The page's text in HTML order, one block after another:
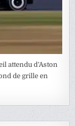
attendu d’Aston
de grille en